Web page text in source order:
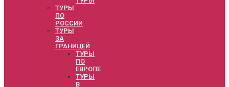
ТУРЫ
ПО
РОССИИ
ТУРЫ
ЗА
ГРАНИЦЕЙ
ТУРЫ
ПО
ЕВРОПЕ
ТУРЫ
В